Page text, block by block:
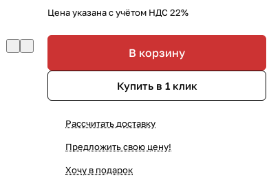
Цена указана с учётом НДС 22%
В корзину
Купить в 1 клик
Рассчитать доставку
Предложить свою цену!
Хочу в подарок